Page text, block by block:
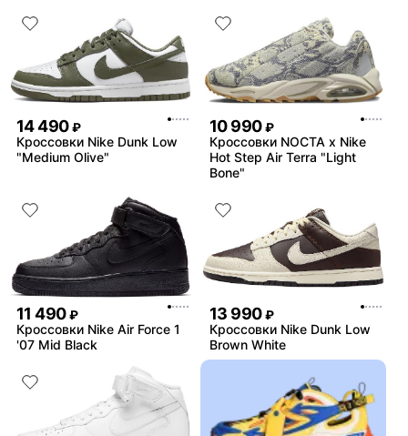
14 490 ₽
Кроссовки Nike Dunk Low
"Medium Olive"
10 990 ₽
Кроссовки NOCTA x Nike
Hot Step Air Terra "Light
Bone"
11 490 ₽
Кроссовки Nike Air Force 1
'07 Mid Black
13 990 ₽
Кроссовки Nike Dunk Low
Brown White